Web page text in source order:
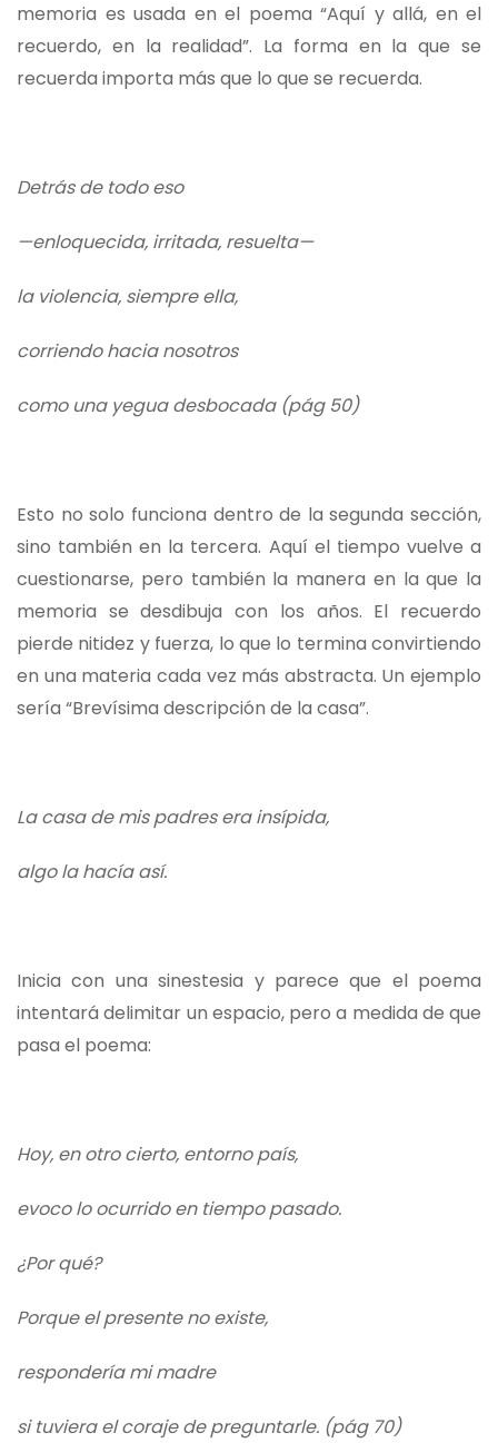
memoria es usada en el poema “Aquí y allá, en el
recuerdo, en la realidad”. La forma en la que se
recuerda importa más que lo que se recuerda.
Detrás de todo eso
—enloquecida, irritada, resuelta—
la violencia, siempre ella,
corriendo hacia nosotros
como una yegua desbocada (pág 50)
Esto no solo funciona dentro de la segunda sección,
sino también en la tercera. Aquí el tiempo vuelve a
cuestionarse, pero también la manera en la que la
memoria se desdibuja con los años. El recuerdo
pierde nitidez y fuerza, lo que lo termina convirtiendo
en una materia cada vez más abstracta. Un ejemplo
sería “Brevísima descripción de la casa”.
La casa de mis padres era insípida,
algo la hacía así.
Inicia con una sinestesia y parece que el poema
intentará delimitar un espacio, pero a medida de que
pasa el poema:
Hoy, en otro cierto, entorno país,
evoco lo ocurrido en tiempo pasado.
¿Por qué?
Porque el presente no existe,
respondería mi madre
si tuviera el coraje de preguntarle. (pág 70)